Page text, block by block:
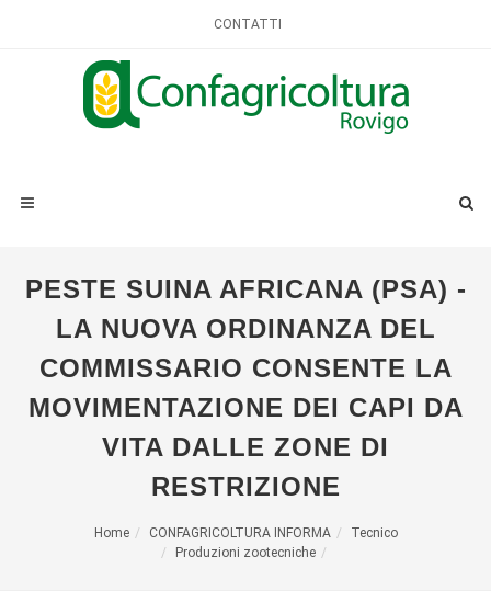
CONTATTI
PESTE SUINA AFRICANA (PSA) -
LA NUOVA ORDINANZA DEL
COMMISSARIO CONSENTE LA
MOVIMENTAZIONE DEI CAPI DA
VITA DALLE ZONE DI
RESTRIZIONE
Home CONFAGRICOLTURA INFORMA
Tecnico
Produzioni zootecniche